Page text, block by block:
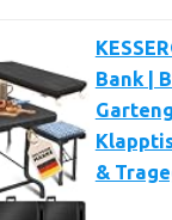
Bank |
&